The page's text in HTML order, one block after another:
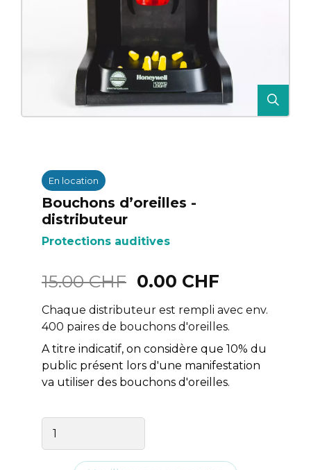
En location
Bouchons d’oreilles -
distributeur
Protections auditives
15.00 CHF 0.00 CHF
Chaque distributeur est rempli avec env.
400 paires de bouchons d'oreilles.
A titre indicatif, on considère que 10% du
public présent lors d'une manifestation
va utiliser des bouchons d'oreilles.